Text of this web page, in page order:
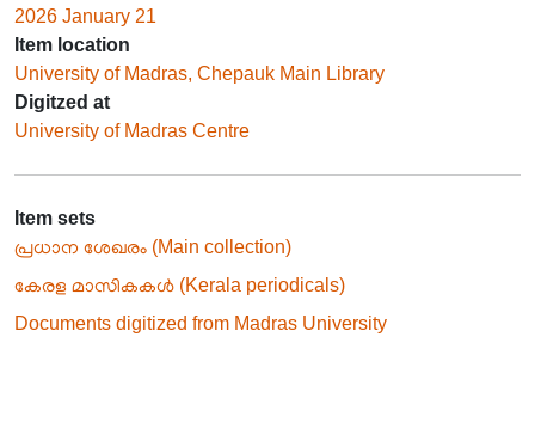
2026 January 21
Item location
University of Madras, Chepauk Main Library
Digitzed at
University of Madras Centre
Item sets
പ്രധാന ശേഖരം (Main collection)
കേരള മാസികകൾ (Kerala periodicals)
Documents digitized from Madras University